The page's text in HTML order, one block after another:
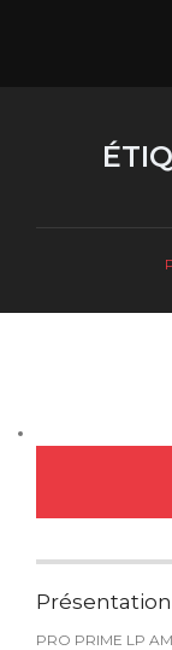
Présentation
PRO PRIME LP